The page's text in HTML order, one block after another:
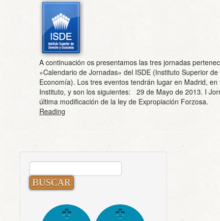
A continuación os presentamos las tres jornadas
«Calendario de Jornadas» del ISDE (Instituto Superior
Economía). Los tres eventos tendrán lugar en Madrid, en
Instituto, y son los siguientes: 29 de Mayo de 2013. I
última modificación de la ley de Expropiación
Reading
BUSCAR: